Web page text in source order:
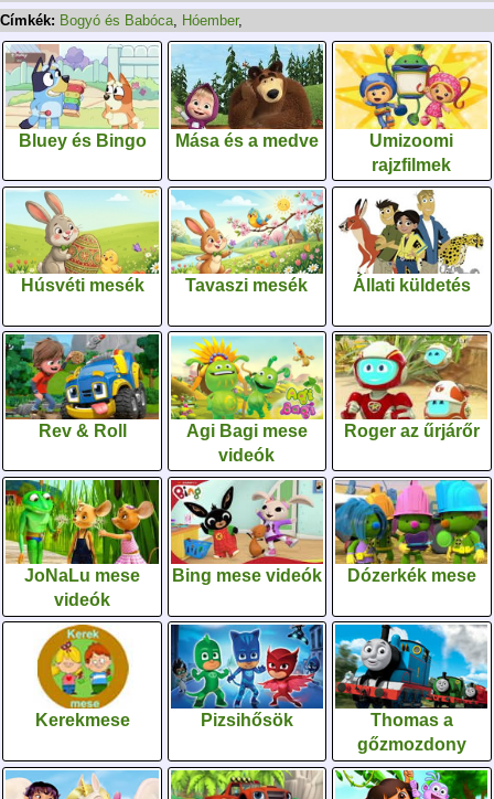
Címkék: Bogyó és Babóca, Hóember,
Bluey és Bingo Mása és a medve
Umizoomi
rajzfilmek
Húsvéti mesék Tavaszi mesék Állati küldetés
Rev & Roll
Agi Bagi mese
videók
Roger az űrjárőr
JoNaLu mese
videók
Bing mese videók Dózerkék mese
Kerekmese Pizsihősök
Thomas a
gőzmozdony